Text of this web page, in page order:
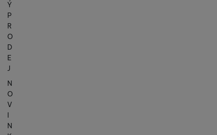
Ý
P
R
O
D
E
J
N
O
V
I
N